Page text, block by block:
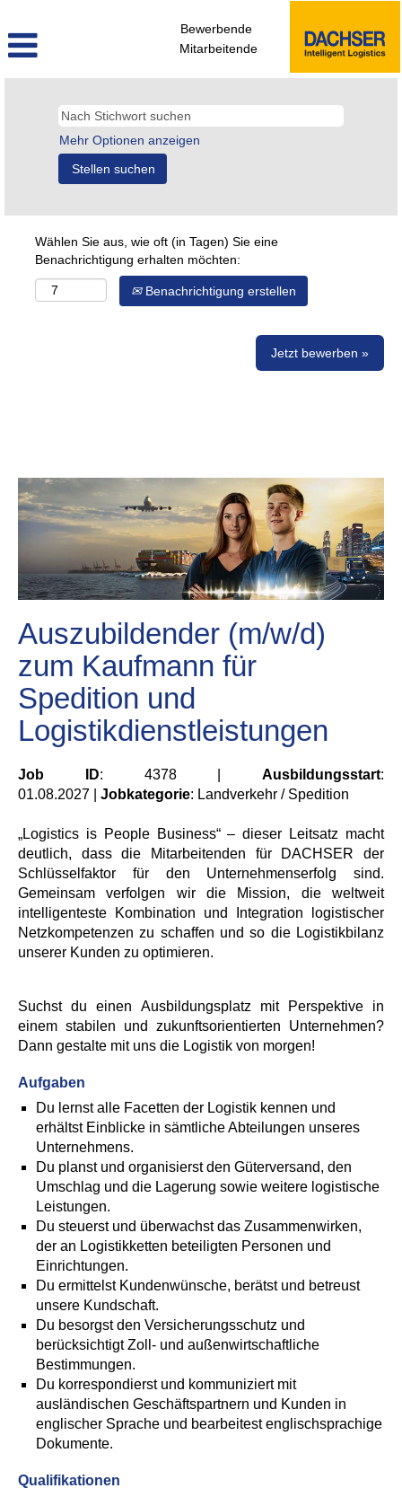
Bewerbende
Mitarbeitende
Mehr Optionen anzeigen
Wählen Sie aus, wie oft (in Tagen) Sie eine
Benachrichtigung erhalten möchten:
Benachrichtigung erstellen
Jetzt bewerben »
Auszubildender (m/w/d)
zum Kaufmann für
Spedition und
Logistikdienstleistungen
Job ID: 4378 | Ausbildungsstart:
01.08.2027 | Jobkategorie: Landverkehr / Spedition
„Logistics is People Business“ – dieser Leitsatz macht
deutlich, dass die Mitarbeitenden für DACHSER der
Schlüsselfaktor für den Unternehmenserfolg sind.
Gemeinsam verfolgen wir die Mission, die weltweit
intelligenteste Kombination und Integration logistischer
Netzkompetenzen zu schaffen und so die Logistikbilanz
unserer Kunden zu optimieren.
Suchst du einen Ausbildungsplatz mit Perspektive in
einem stabilen und zukunftsorientierten Unternehmen?
Dann gestalte mit uns die Logistik von morgen!
Aufgaben
Du lernst alle Facetten der Logistik kennen und
erhältst Einblicke in sämtliche Abteilungen unseres
Unternehmens.
Du planst und organisierst den Güterversand, den
Umschlag und die Lagerung sowie weitere logistische
Leistungen.
Du steuerst und überwachst das Zusammenwirken,
der an Logistikketten beteiligten Personen und
Einrichtungen.
Du ermittelst Kundenwünsche, berätst und betreust
unsere Kundschaft.
Du besorgst den Versicherungsschutz und
berücksichtigt Zoll- und außenwirtschaftliche
Bestimmungen.
Du korrespondierst und kommuniziert mit
ausländischen Geschäftspartnern und Kunden in
englischer Sprache und bearbeitest englischsprachige
Dokumente.
Qualifikationen